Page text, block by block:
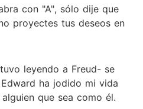
con "A", sólo dije que
proyectes tus deseos en
leyendo a Freud- se
ha jodido mi vida
que sea como él.